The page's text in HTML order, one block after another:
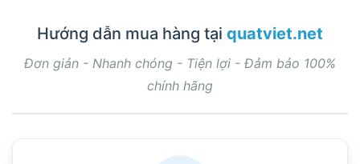
Hướng dẫn mua hàng tại quatviet.net
Đơn giản - Nhanh chóng - Tiện lợi - Đảm bảo 100%
chính hãng